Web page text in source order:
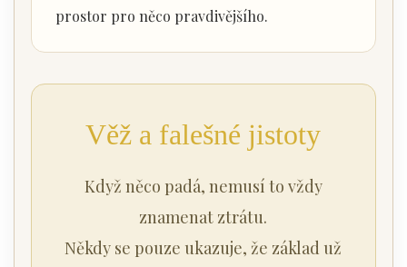
prostor pro něco pravdivějšího.
Věž a falešné jistoty
Když něco padá, nemusí to vždy
znamenat ztrátu.
Někdy se pouze ukazuje, že základ už